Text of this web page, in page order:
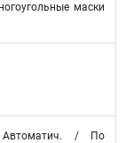
маски
/ По